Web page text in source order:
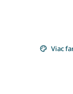
Viac